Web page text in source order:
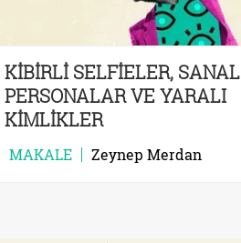
KİBİRLİ SELFİELER, SANAL
PERSONALAR VE YARALI
KİMLİKLER
MAKALE Zeynep Merdan